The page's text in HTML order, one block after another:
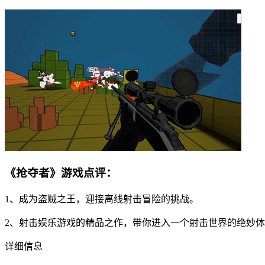
《抢夺者》游戏点评：
1、成为盗贼之王，迎接离线射击冒险的挑战。
2、射击娱乐游戏的精品之作，带你进入一个射击世界的绝妙
详细信息